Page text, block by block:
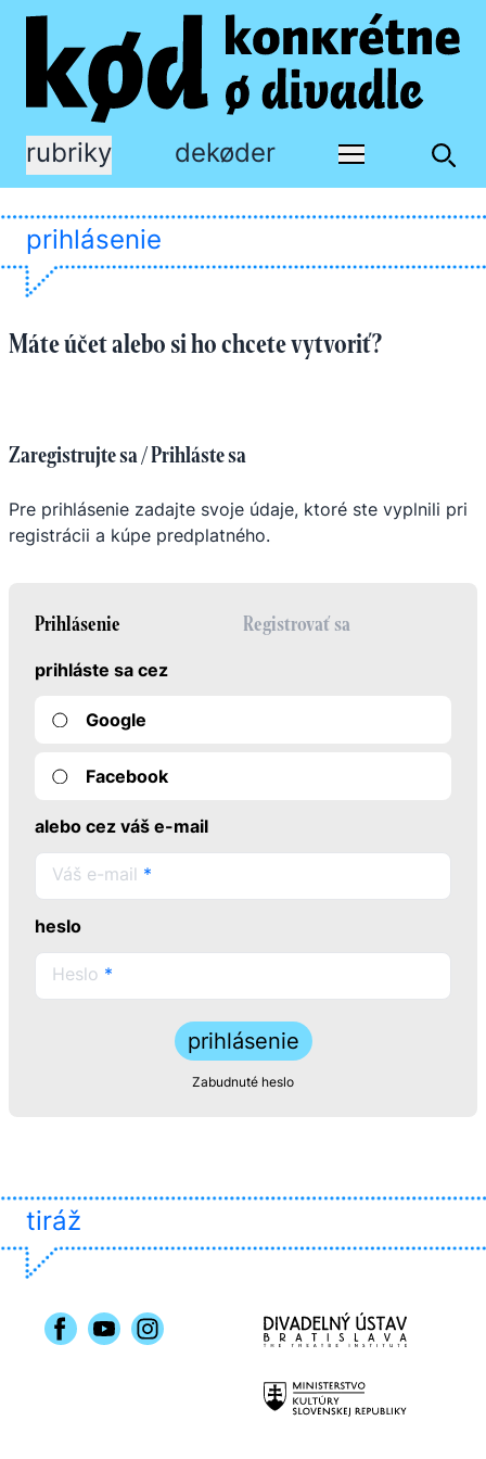
rubriky dekøder
prihlásenie
Máte účet alebo si ho chcete vytvoriť?
Zaregistrujte sa / Prihláste sa
Pre prihlásenie zadajte svoje údaje, ktoré ste vyplnili pri
registrácii a kúpe predplatného.
Prihlásenie Registrovať sa
prihláste sa cez
Google
Facebook
alebo cez váš e-mail
Váš e-mail *
heslo
Heslo *
prihlásenie
Zabudnuté heslo
tiráž